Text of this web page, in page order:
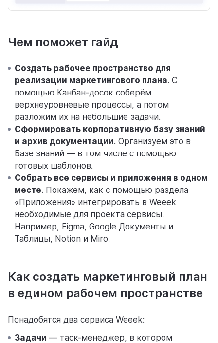
Для личного использования
Чем поможет гайд
Создать рабочее пространство для
реализации маркетингового плана. С
помощью Канбан-досок соберём
верхнеуровневые процессы, а потом
разложим их на небольшие задачи.
Сформировать корпоративную базу знаний
и архив документации. Организуем это в
Базе знаний — в том числе с помощью
готовых шаблонов.
Собрать все сервисы и приложения в одном
месте. Покажем, как с помощью раздела
«Приложения» интегрировать в Weeek
необходимые для проекта сервисы.
Например, Figma, Google Документы и
Таблицы, Notion и Miro.
Как создать маркетинговый план
в едином рабочем пространстве
Понадобятся два сервиса Weeek:
Задачи — таск-менеджер, в котором